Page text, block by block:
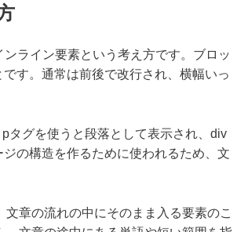
ライン要素という考え方です。ブロッ
す。通常は前後で改行され、横幅いっ
タグを使うと段落として表示され、div
の構造を作るために使われるため、文
章の流れの中にそのまま入る要素のこ